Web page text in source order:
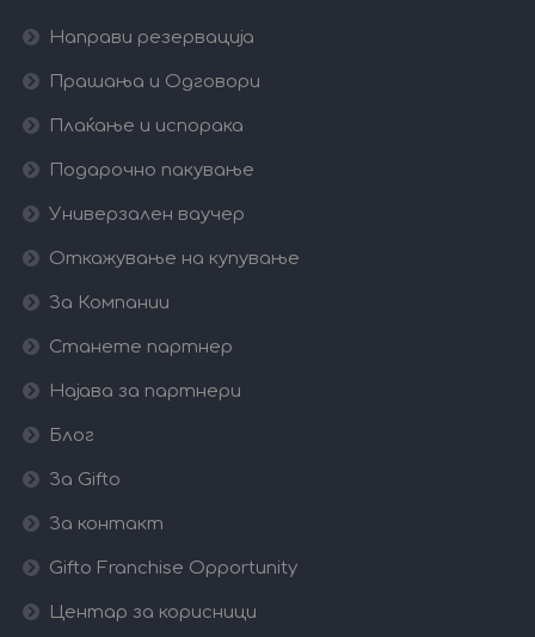
Направи резервација
Прашања и Одговори
Плаќање и испорака
Подарочно пакување
Универзален ваучер
Откажување на купување
За Компании
Станете партнер
Најава за партнери
Блог
За Gifto
За контакт
Gifto Franchise Opportunity
Центар за корисници